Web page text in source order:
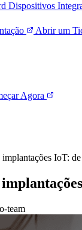
Dispositivos
Abrir um
Agora
IoT:
team